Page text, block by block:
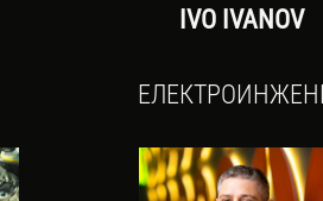
IVO IVANOV